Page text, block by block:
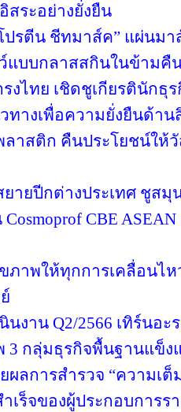
สระอย่างยั่งยืน
ปรตีน ชีทมาส์ค” แผ่นม
แบบกลาสสกินในข้ามคื
งไทย เชิดชูเกียรตินักธุ
ทางเพื่อความยั่งยืนด้า
าสติก คืนประโยชน์ให้
ายปีกต่างประเทศ ชูสมุ
CBE
ภาพให้ทุกการเคลื่อนไ
นงาน Q2/2566 เทิร์นอ
3 กลุ่มธุรกิจพื้นฐานแข็ง
ยผลการสำรวจ “ความเ
เร็จของผู้ประกอบการร